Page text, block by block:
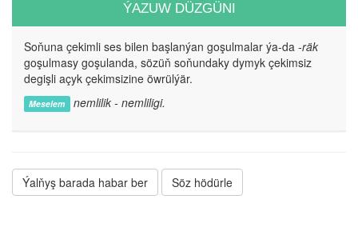
ÝAZUW DÜZGÜNI
Soňuna çekimli ses bilen başlanýan goşulmalar ýa-da -räk
goşulmasy goşulanda, sözüň soňundaky dymyk çekimsiz
degişli açyk çekimsizine öwrülýär.
Meselem nemlilik - nemliligi.
Ýalňyş barada habar ber Söz hödürle